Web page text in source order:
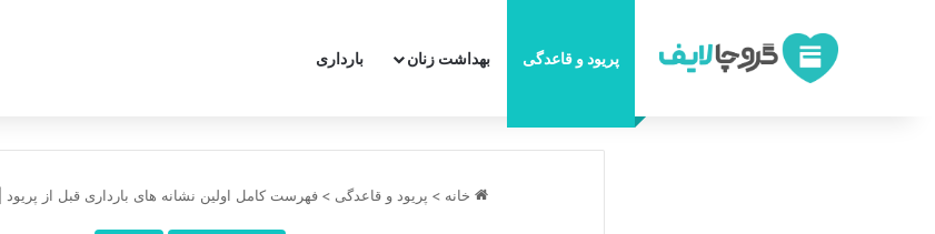
پریود و قاعدگی بهداشت زنان بارداری
خانه > پریود و قاعدگی > فهرست کامل اولین نشانه های بارداری قبل از پریود | ۱۴ نشانه حاملگی